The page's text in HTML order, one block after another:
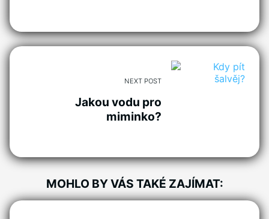
NEXT POST
Jakou vodu pro
miminko?
MOHLO BY VÁS TAKÉ ZAJÍMAT: